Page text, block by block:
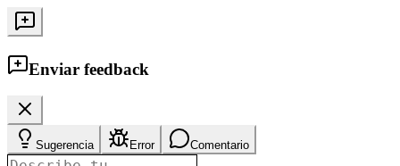
Enviar feedback
Sugerencia Error Comentario